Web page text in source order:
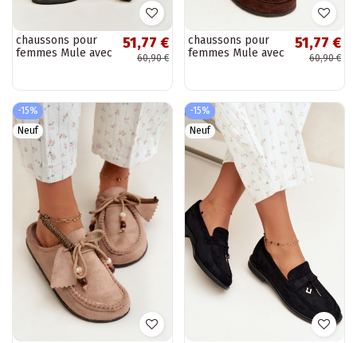
chaussons pour
femmes Mule avec
51,77 €
60,90 €
chaussons pour
femmes Mule avec
51,77 €
60,90 €
-15%
Neuf
-15%
Neuf